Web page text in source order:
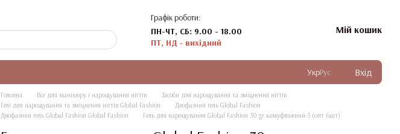
Графік роботи:
ПН-ЧТ, СБ: 9.00 - 18.00
ПТ, НД - вихідний
Мій кошик
УкрРус Вхід
Головна Все для манікюру і нарощування нігтів
Засоби для нарощування та зміцнення нігтів
Гелі для нарощування та зміцнення нігтів Global Fashion
Двофазний гель Global Fashion
Двофазний гель Global Fashion Global Fashion
Гель для нарощування Global Fashion 30 gr камуфляжний-3 (опт 6шт)